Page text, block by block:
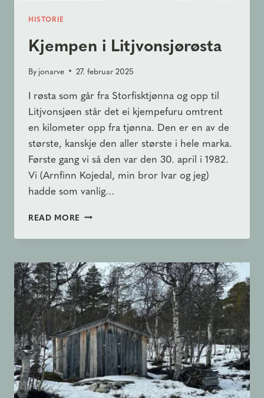
HISTORIE
Kjempen i Litjvonsjørøsta
By jonarve 27. februar 2025
I røsta som går fra Storfisktjønna og opp til
Litjvonsjøen står det ei kjempefuru omtrent
en kilometer opp fra tjønna. Den er en av de
største, kanskje den aller største i hele marka.
Første gang vi så den var den 30. april i 1982.
Vi (Arnfinn Kojedal, min bror Ivar og jeg)
hadde som vanlig…
READ MORE KJEMPEN
LITJVONSJØRØSTA